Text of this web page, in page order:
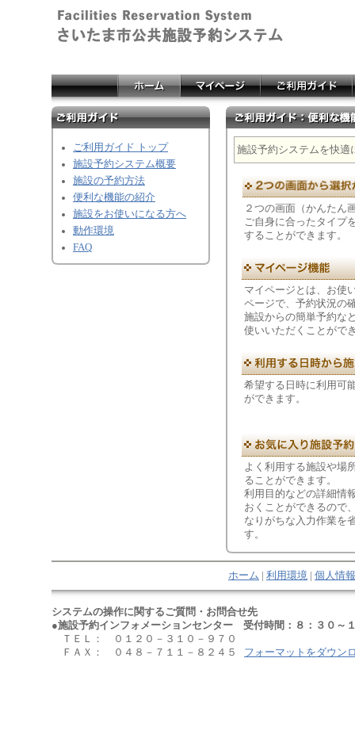
ご利用ガイド トップ
施設予約システム概要
施設の予約方法
便利な機能の紹介
施設をお使いになる方へ
動作環境
FAQ
施設予約システムを快適
２つの画面（かんたん
ご自身に合ったタイプ
することができます。
マイページとは、お使
ページで、予約状況の
施設からの簡単予約な
使いいただくことがで
希望する日時に利用可
ができます。
よく利用する施設や場
ることができます。
利用目的などの詳細情
おくことができるので
なりがちな入力作業を
す。
ホーム 利用環境 個人情
システムの操作に関するご質問・お問合せ先
●施設予約インフォメーションセンター 受付時間：８：３０～
ＴＥＬ： ０１２０－３１０－９７０
ＦＡＸ： ０４８－７１１－８２４５
フォーマットをダウン